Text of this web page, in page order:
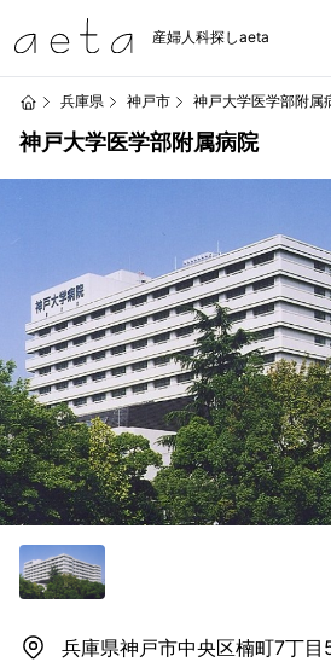
産婦人科探しaeta
兵庫県 神戸市 神戸大学医学部附属
神戸大学医学部附属病院
兵庫県神戸市中央区楠町7丁目